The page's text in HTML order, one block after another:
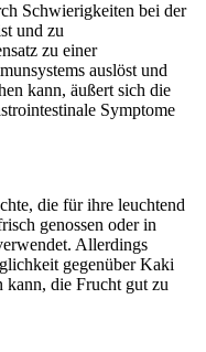
Schwierigkeiten bei der
und zu
zu einer
auslöst und
kann, äußert sich die
Symptome
die für ihre leuchtend
genossen oder in
Allerdings
gegenüber Kaki
kann, die Frucht gut zu